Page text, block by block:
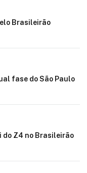
Brasileirão
fase do São Paulo
do Z4 no Brasileirão